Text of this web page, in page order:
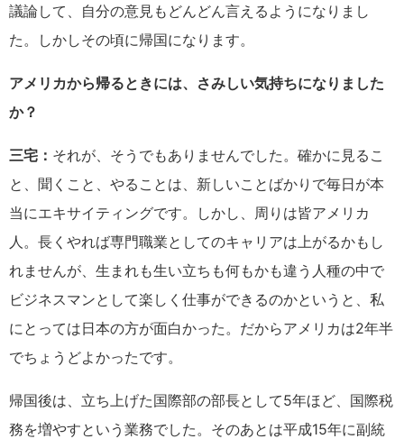
議論して、自分の意見もどんどん言えるようになりまし
た。しかしその頃に帰国になります。
アメリカから帰るときには、さみしい気持ちになりました
か？
三宅： それが、そうでもありませんでした。確かに見るこ
と、聞くこと、やることは、新しいことばかりで毎日が本
当にエキサイティングです。しかし、周りは皆アメリカ
人。長くやれば専門職業としてのキャリアは上がるかもし
れませんが、生まれも生い立ちも何もかも違う人種の中で
ビジネスマンとして楽しく仕事ができるのかというと、私
にとっては日本の方が面白かった。だからアメリカは2年半
でちょうどよかったです。
帰国後は、立ち上げた国際部の部長として5年ほど、国際税
務を増やすという業務でした。そのあとは平成15年に副統